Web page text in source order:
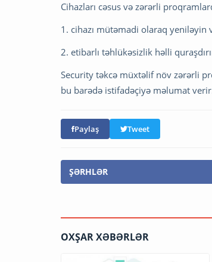
Cihazları cəsus və zərərli
1. cihazı mütəmadi olaraq yeniləyin
2. etibarlı təhlükəsizlik həlli
Security təkcə müxtəlif növ zərərli
bu barədə istifadəçiyə məlumat
Paylaş Tweet
ŞƏRHLƏR
OXŞAR XƏBƏRLƏR